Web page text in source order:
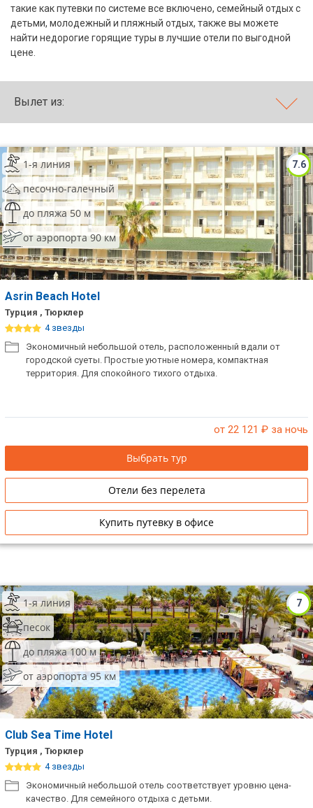
такие как путевки по системе все включено, семейный отдых с
детьми, молодежный и пляжный отдых, также вы можете
найти недорогие горящие туры в лучшие отели по выгодной
цене.
Вылет из:
7.6
1-я линия
песочно-галечный
до пляжа 50 м
от аэропорта 90 км
Asrin Beach Hotel
Турция , Тюрклер
4 звезды
Экономичный небольшой отель, расположенный вдали от
городской суеты. Простые уютные номера, компактная
территория. Для спокойного тихого отдыха.
от 22 121 ₽ за ночь
Выбрать тур
Отели без перелета
Купить путевку в офисе
7
1-я линия
песок
до пляжа 100 м
от аэропорта 95 км
Club Sea Time Hotel
Турция , Тюрклер
4 звезды
Экономичный небольшой отель соответствует уровню цена-
качество. Для семейного отдыха с детьми.
Большой Сочи
Кав Мин Воды
VIP отели 5 звезд
ТОП 10 лучших отелей 5*
ТОП 10 недорогих отелей
Лучшие отели 4* звезды
Недорогие отели 4*
звезды
Лучшие отели 3* звезды
Недорогие отели 3*
звезды
Сетевые отели Турции
Сетевые отели Египта
Сетевые отели Шри Ланки
Сетевые отели Вьетнама
Сетевые отели Бали
Сетевые отели Сейшел
Сетевые отели Маврикия